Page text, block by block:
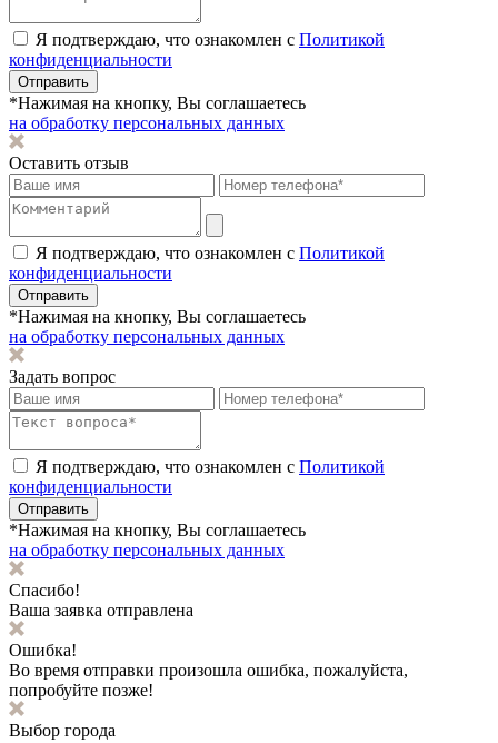
Я подтверждаю, что ознакомлен с Политикой
конфиденциальности
Отправить
*Нажимая на кнопку, Вы соглашаетесь
на обработку персональных данных
Оставить отзыв
Я подтверждаю, что ознакомлен с Политикой
конфиденциальности
Отправить
*Нажимая на кнопку, Вы соглашаетесь
на обработку персональных данных
Задать вопрос
Я подтверждаю, что ознакомлен с Политикой
конфиденциальности
Отправить
*Нажимая на кнопку, Вы соглашаетесь
на обработку персональных данных
Спасибо!
Ваша заявка отправлена
Ошибка!
Во время отправки произошла ошибка, пожалуйста,
попробуйте позже!
Выбор города